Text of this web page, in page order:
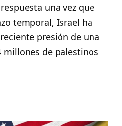
una vez que
temporal, Israel ha
presión de una
millones de palestinos